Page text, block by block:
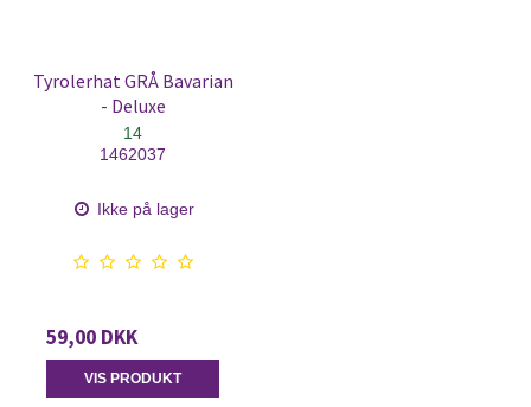
Tyrolerhat GRÅ Bavarian
- Deluxe
14
1462037
Ikke på lager
59,00 DKK
VIS PRODUKT